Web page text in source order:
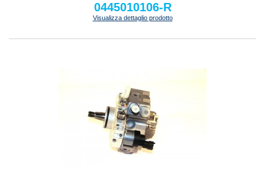
0445010106-R
Visualizza dettaglio prodotto